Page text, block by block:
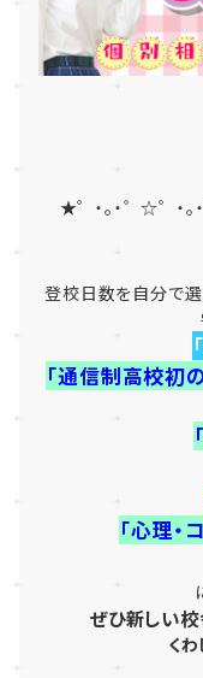
★゜・。・゜☆゜・。・
登校日数を自分で選
「
「通信制高校初
「心理・
ぜひ新しい校
く